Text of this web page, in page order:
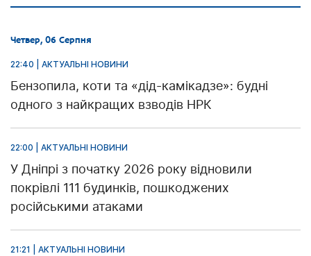
Четвер, 06 Серпня
22:40 | АКТУАЛЬНІ НОВИНИ
Бензопила, коти та «дід-камікадзе»: будні
одного з найкращих взводів НРК
22:00 | АКТУАЛЬНІ НОВИНИ
У Дніпрі з початку 2026 року відновили
покрівлі 111 будинків, пошкоджених
російськими атаками
21:21 | АКТУАЛЬНІ НОВИНИ